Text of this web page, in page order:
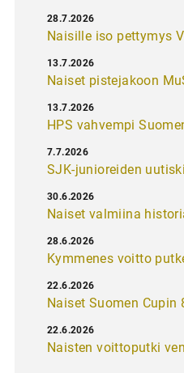
Naisille iso pettymys
28.7.2026
Naiset pistejakoon
13.7.2026
HPS vahvempi
13.7.2026
SJK-junioreiden
7.7.2026
Naiset valmiina
30.6.2026
Kymmenes voitto
28.6.2026
Naiset Suomen Cupin
22.6.2026
Naisten voittoputki
22.6.2026